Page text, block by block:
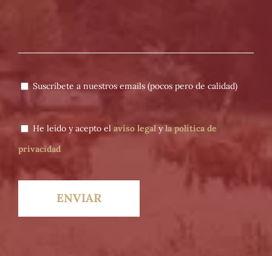
Suscríbete a nuestros emails (pocos pero de calidad)
He leído y acepto el aviso legalyla política de
privacidad